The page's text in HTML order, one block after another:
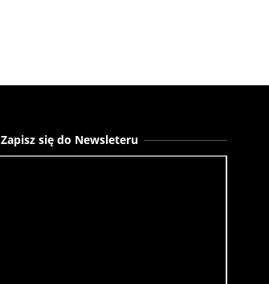
Zapisz się do Newsleteru